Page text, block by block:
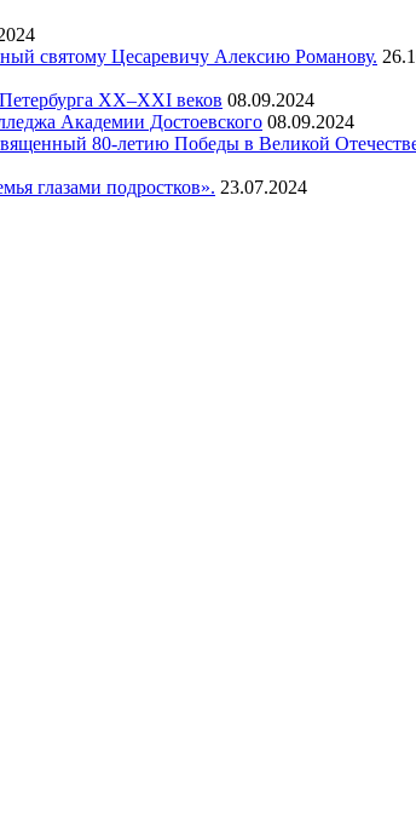
святому Цесаревичу Алексию Романову.
XX–XXI веков 08.09.2024
Академии Достоевского 08.09.2024
80-летию Победы в Великой
глазами подростков». 23.07.2024